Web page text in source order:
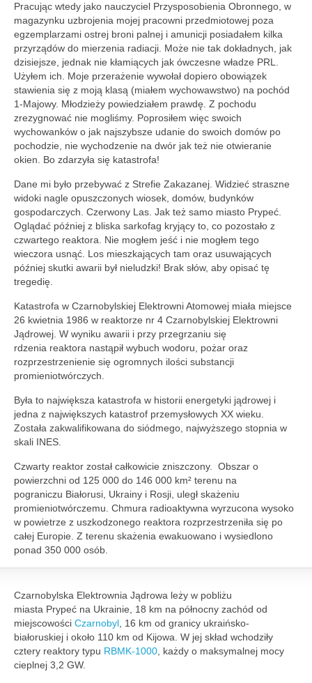
Pracując wtedy jako nauczyciel Przysposobienia Obronnego, w
magazynku uzbrojenia mojej pracowni przedmiotowej poza
egzemplarzami ostrej broni palnej i amunicji posiadałem kilka
przyrządów do mierzenia radiacji. Może nie tak dokładnych, jak
dzisiejsze, jednak nie kłamiących jak ówczesne władze PRL.
Użyłem ich. Moje przerażenie wywołał dopiero obowiązek
stawienia się z moją klasą (miałem wychowawstwo) na pochód
1-Majowy. Młodzieży powiedziałem prawdę. Z pochodu
zrezygnować nie mogliśmy. Poprosiłem więc swoich
wychowanków o jak najszybsze udanie do swoich domów po
pochodzie, nie wychodzenie na dwór jak też nie otwieranie
okien. Bo zdarzyła się katastrofa!
Dane mi było przebywać z Strefie Zakazanej. Widzieć straszne
widoki nagle opuszczonych wiosek, domów, budynków
gospodarczych. Czerwony Las. Jak też samo miasto Prypeć.
Oglądać później z bliska sarkofag kryjący to, co pozostało z
czwartego reaktora. Nie mogłem jeść i nie mogłem tego
wieczora usnąć. Los mieszkających tam oraz usuwających
później skutki awarii był nieludzki! Brak słów, aby opisać tę
tregedię.
Katastrofa w Czarnobylskiej Elektrowni Atomowej miała miejsce
26 kwietnia 1986 w reaktorze nr 4 Czarnobylskiej Elektrowni
Jądrowej. W wyniku awarii i przy przegrzaniu się
rdzenia reaktora nastąpił wybuch wodoru, pożar oraz
rozprzestrzenienie się ogromnych ilości substancji
promieniotwórczych.
Była to największa katastrofa w historii energetyki jądrowej i
jedna z największych katastrof przemysłowych XX wieku.
Została zakwalifikowana do siódmego, najwyższego stopnia w
skali INES.
Czwarty reaktor został całkowicie zniszczony. Obszar o
powierzchni od 125 000 do 146 000 km² terenu na
pograniczu Białorusi, Ukrainy i Rosji, uległ skażeniu
promieniotwórczemu. Chmura radioaktywna wyrzucona wysoko
w powietrze z uszkodzonego reaktora rozprzestrzeniła się po
całej Europie. Z terenu skażenia ewakuowano i wysiedlono
ponad 350 000 osób.
Czarnobylska Elektrownia Jądrowa leży w pobliżu
miasta Prypeć na Ukrainie, 18 km na północny zachód od
miejscowości Czarnobyl , 16 km od granicy ukraińsko-
białoruskiej i około 110 km od Kijowa. W jej skład wchodziły
cztery reaktory typu RBMK-1000 , każdy o maksymalnej mocy
cieplnej 3,2 GW.